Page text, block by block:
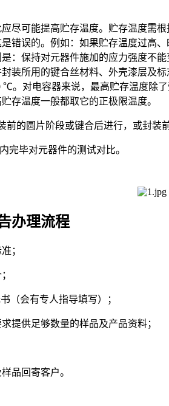
尽可能提高贮存温度。贮存温度需
错误的。例如：如果贮存温度过高
：保持对元器件施加的应力强度不
装所用的键合丝材料、外壳漆层及
。对电容器来说，最高贮存温度除
存温度一般都取它的正极限温度。
的圆片阶段或键合后进行，或封装
完毕对元器件的测试对比。
办理流程
；
（会有专人指导填写）；
提供足够数量的样品及产品资料；
品回寄客户。